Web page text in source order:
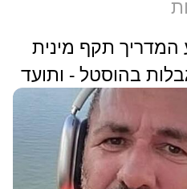
תקף מינית
בהוסטל - ותועד